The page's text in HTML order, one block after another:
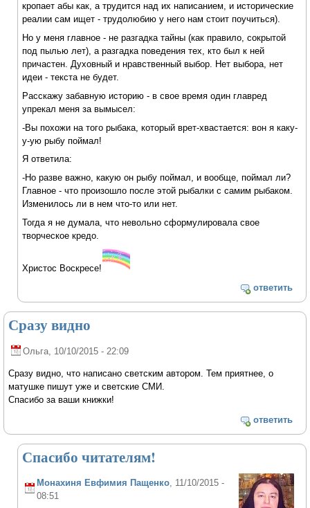
кропает абы как, а трудится над их написанием, и исторические
реалии сам ищет - трудолюбию у него нам стоит поучиться).
Но у меня главное - не разгадка тайны (как правило, сокрытой
под пылью лет), а разгадка поведения тех, кто был к ней
причастен. Духовный и нравственный выбор. Нет выбора, нет
идеи - текста не будет.
Расскажу забавную историю - в свое время один главред
упрекал меня за вымысел:
-Вы похожи на того рыбака, который врет-хвастается: вон я каку-
у-ую рыбу поймал!
Я ответила:
-Но разве важно, какую он рыбу поймал, и вообще, поймал ли?
Главное - что произошло после этой рыбалки с самим рыбаком.
Изменилось ли в нем что-то или нет.
Тогда я не думала, что невольно сформулировала свое
творческое кредо.
Христос Воскресе!
ответить
Сразу видно
Ольга , 10/10/2015 - 22:09
Сразу видно, что написано светским автором. Тем приятнее, о
матушке пишут уже и светские СМИ.
Спасибо за ваши книжки!
ответить
Спасибо читателям!
Монахиня Евфимия Пащенко, 11/10/2015 -
08:51